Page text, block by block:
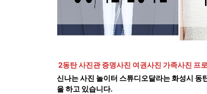
2동탄 사진관 증명사진 여권사진 가족사진 프
신나는 사진 놀이터 스튜디오달라는 화성시 동
을 하고 있습니다.